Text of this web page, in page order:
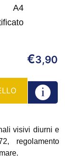
A4
€3,90
visivi diurni e
regolamento